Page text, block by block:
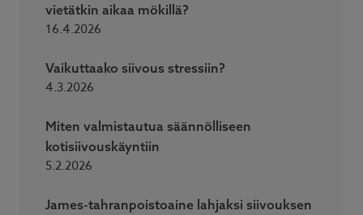
vietätkin aikaa mökillä?
16.4.2026
Vaikuttaako siivous stressiin?
4.3.2026
Miten valmistautua säännölliseen
kotisiivouskäyntiin
5.2.2026
James-tahranpoistoaine lahjaksi siivouksen